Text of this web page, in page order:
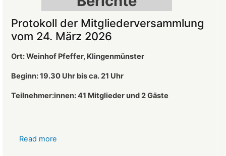
Protokoll der Mitgliederversammlung
vom 24. März 2026
Ort: Weinhof Pfeffer, Klingenmünster
Beginn: 19.30 Uhr bis ca. 21 Uhr
Teilnehmer:innen: 41 Mitglieder und 2 Gäste
Read more